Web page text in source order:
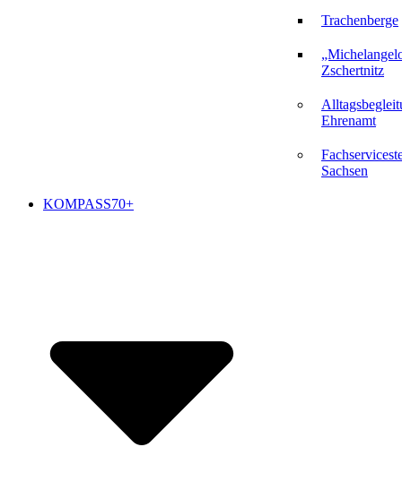
KOMPASS70+
Trachenberge
Zschertnitz
Ehrenamt
Sachsen